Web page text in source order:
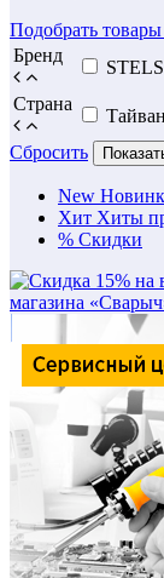
Подобрать
Бренд
STELS
Страна
Сбросить
New
Хит Хиты
% Скидки